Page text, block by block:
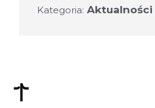
Kategoria: Aktualności